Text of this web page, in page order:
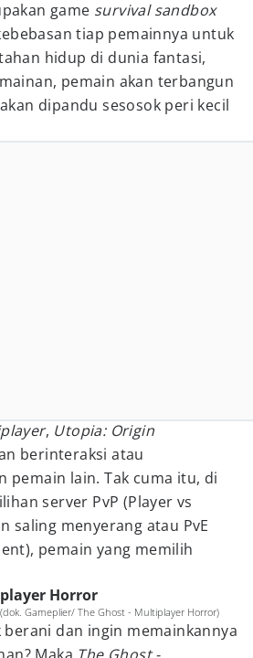
game survival sandbox
tiap pemainnya untuk
hidup di dunia fantasi,
pemain akan terbangun
dipandu sesosok peri kecil
, Utopia: Origin
berinteraksi atau
pemain lain. Tak cuma itu, di
server PvP (Player vs
saling menyerang atau PvE
pemain yang memilih
Horror
Gameplier/ The Ghost - Multiplayer Horror)
dan ingin memainkannya